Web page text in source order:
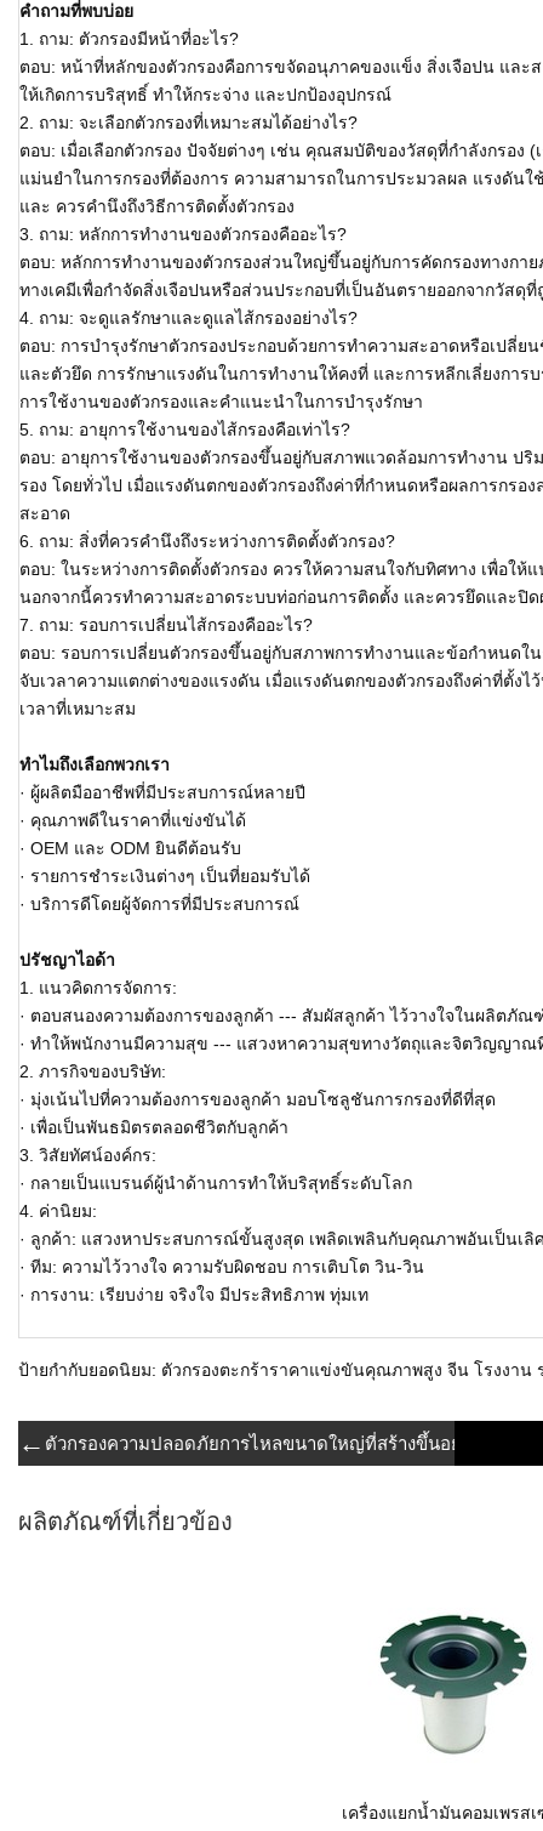
คำถามที่พบบ่อย
1. ถาม: ตัวกรองมีหน้าที่อะไร?
ตอบ: หน้าที่หลักของตัวกรองคือการขจัดอนุภาคของแข็ง สิ่งเจือปน และ
ให้เกิดการบริสุทธิ์ ทำให้กระจ่าง และปกป้องอุปกรณ์
2. ถาม: จะเลือกตัวกรองที่เหมาะสมได้อย่างไร?
ตอบ: เมื่อเลือกตัวกรอง ปัจจัยต่างๆ เช่น คุณสมบัติของวัสดุที่กำลังกรอ
แม่นยำในการกรองที่ต้องการ ความสามารถในการประมวลผล แรงดัน
และ ควรคำนึงถึงวิธีการติดตั้งตัวกรอง
3. ถาม: หลักการทำงานของตัวกรองคืออะไร?
ตอบ: หลักการทำงานของตัวกรองส่วนใหญ่ขึ้นอยู่กับการคัดกรองทางกา
ทางเคมีเพื่อกำจัดสิ่งเจือปนหรือส่วนประกอบที่เป็นอันตรายออกจากวัสดุที่
4. ถาม: จะดูแลรักษาและดูแลไส้กรองอย่างไร?
ตอบ: การบำรุงรักษาตัวกรองประกอบด้วยการทำความสะอาดหรือเปลี่
และตัวยึด การรักษาแรงดันในการทำงานให้คงที่ และการหลีกเลี่ยงการ
การใช้งานของตัวกรองและคำแนะนำในการบำรุงรักษา
5. ถาม: อายุการใช้งานของไส้กรองคือเท่าไร?
ตอบ: อายุการใช้งานของตัวกรองขึ้นอยู่กับสภาพแวดล้อมการทำงาน ป
รอง โดยทั่วไป เมื่อแรงดันตกของตัวกรองถึงค่าที่กำหนดหรือผลการกรอ
สะอาด
6. ถาม: สิ่งที่ควรคำนึงถึงระหว่างการติดตั้งตัวกรอง?
ตอบ: ในระหว่างการติดตั้งตัวกรอง ควรให้ความสนใจกับทิศทาง เพื่อให้
นอกจากนี้ควรทำความสะอาดระบบท่อก่อนการติดตั้ง และควรยึดและปิ
7. ถาม: รอบการเปลี่ยนไส้กรองคืออะไร?
ตอบ: รอบการเปลี่ยนตัวกรองขึ้นอยู่กับสภาพการทำงานและข้อกำหนดใ
จับเวลาความแตกต่างของแรงดัน เมื่อแรงดันตกของตัวกรองถึงค่าที่ตั้งไ
เวลาที่เหมาะสม
ทำไมถึงเลือกพวกเรา
· ผู้ผลิตมืออาชีพที่มีประสบการณ์หลายปี
· คุณภาพดีในราคาที่แข่งขันได้
· OEM และ ODM ยินดีต้อนรับ
· รายการชำระเงินต่างๆ เป็นที่ยอมรับได้
· บริการดีโดยผู้จัดการที่มีประสบการณ์
ปรัชญาไอด้า
1. แนวคิดการจัดการ:
· ตอบสนองความต้องการของลูกค้า --- สัมผัสลูกค้า ไว้วางใจในผลิตภัณ
· ทำให้พนักงานมีความสุข --- แสวงหาความสุขทางวัตถุและจิตวิญญาณ
2. ภารกิจของบริษัท:
· มุ่งเน้นไปที่ความต้องการของลูกค้า มอบโซลูชันการกรองที่ดีที่สุด
· เพื่อเป็นพันธมิตรตลอดชีวิตกับลูกค้า
3. วิสัยทัศน์องค์กร:
· กลายเป็นแบรนด์ผู้นำด้านการทำให้บริสุทธิ์ระดับโลก
4. ค่านิยม:
· ลูกค้า: แสวงหาประสบการณ์ขั้นสูงสุด เพลิดเพลินกับคุณภาพอันเป็นเลิ
· ทีม: ความไว้วางใจ ความรับผิดชอบ การเติบโต วิน-วิน
· การงาน: เรียบง่าย จริงใจ มีประสิทธิภาพ ทุ่มเท
ป้ายกำกับยอดนิยม: ตัวกรองตะกร้าราคาแข่งขันคุณภาพสูง จีน โรงงาน
← ตัวกรองความปลอดภัยการไหลขนาดใหญ่ที่สร้างขึ้นอย่างแม่นยำ
ผลิตภัณฑ์ที่เกี่ยวข้อง
เครื่องแยกน้ำมันคอมเพรสเ